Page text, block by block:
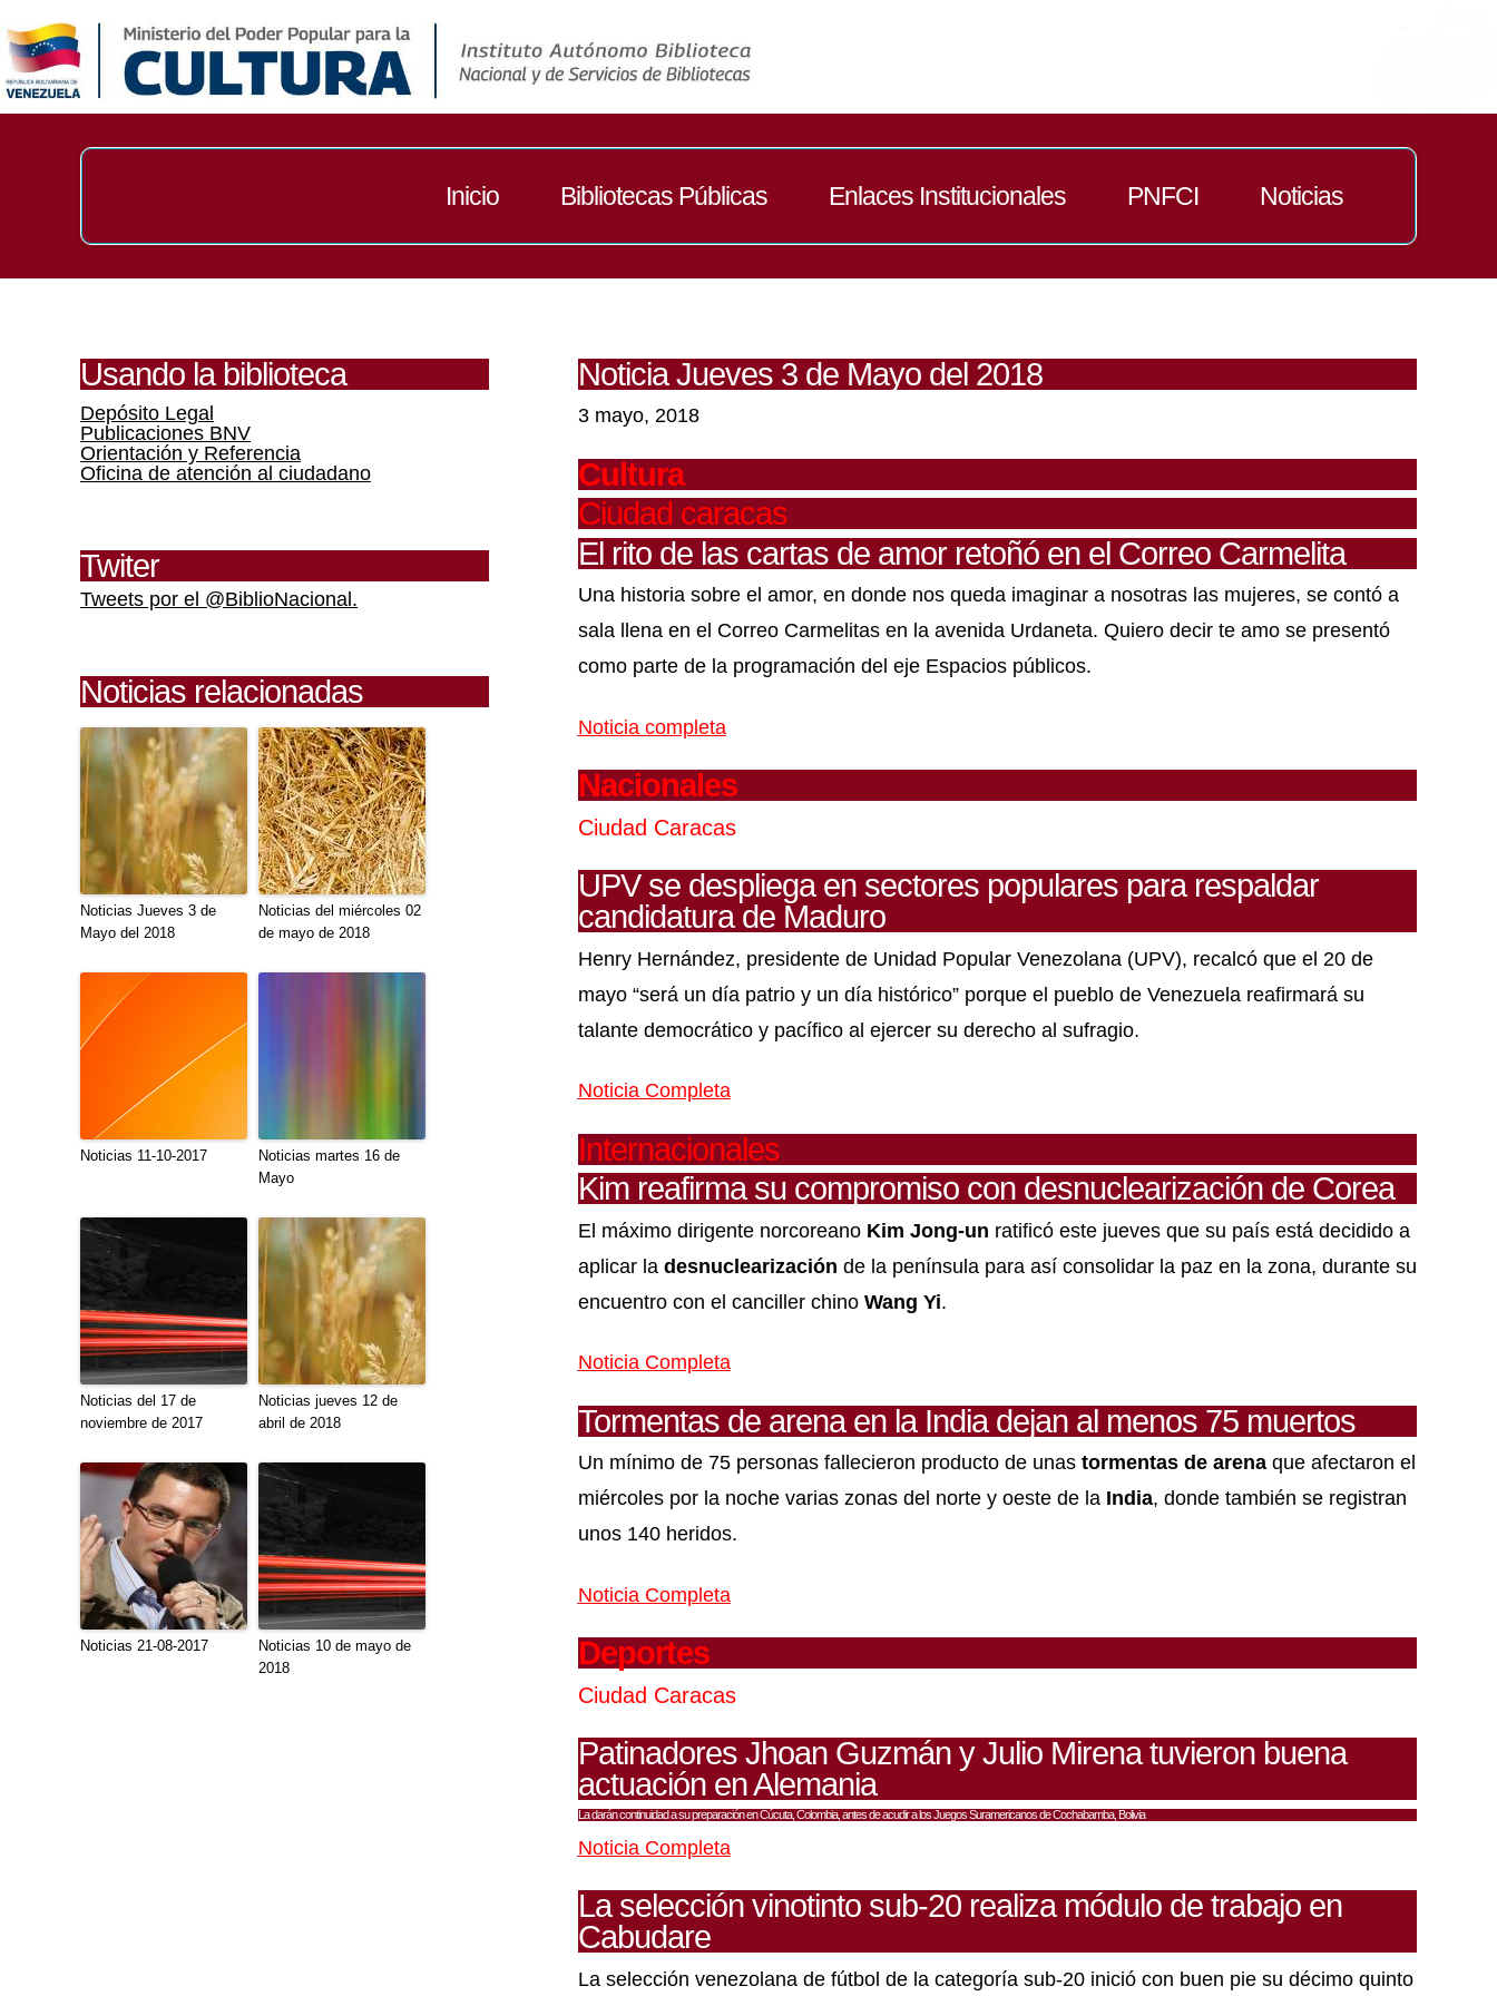
Inicio Bibliotecas Públicas Enlaces Institucionales PNFCI Noticias
Usando la biblioteca
Depósito Legal
Publicaciones BNV
Orientación y Referencia
Oficina de atención al ciudadano
Twiter
Tweets por el @BiblioNacional.
Noticias relacionadas
Noticias Jueves 3 de
Mayo del 2018
Noticias del miércoles 02
de mayo de 2018
Noticias 11-10-2017
Noticias martes 16 de
Mayo
Noticias del 17 de
noviembre de 2017
Noticias jueves 12 de
abril de 2018
Noticias 21-08-2017
Noticias 10 de mayo de
2018
Noticia Jueves 3 de Mayo del 2018
3 mayo, 2018
Cultura
Ciudad caracas
El rito de las cartas de amor retoñó en el Correo Carmelita
Una historia sobre el amor, en donde nos queda imaginar a nosotras las mujeres, se contó a
sala llena en el Correo Carmelitas en la avenida Urdaneta. Quiero decir te amo se presentó
como parte de la programación del eje Espacios públicos.
Noticia completa
Nacionales
Ciudad Caracas
UPV se despliega en sectores populares para respaldar
candidatura de Maduro
Henry Hernández, presidente de Unidad Popular Venezolana (UPV), recalcó que el 20 de
mayo “será un día patrio y un día histórico” porque el pueblo de Venezuela reafirmará su
talante democrático y pacífico al ejercer su derecho al sufragio.
Noticia Completa
Internacionales
Kim reafirma su compromiso con desnuclearización de Corea
El máximo dirigente norcoreano Kim Jong-un ratificó este jueves que su país está decidido a
aplicar la desnuclearización de la península para así consolidar la paz en la zona, durante su
encuentro con el canciller chino Wang Yi.
Noticia Completa
Tormentas de arena en la India dejan al menos 75 muertos
Un mínimo de 75 personas fallecieron producto de unas tormentas de arenaque afectaron el
miércoles por la noche varias zonas del norte y oeste de la India, donde también se registran
unos 140 heridos.
Noticia Completa
Deportes
Ciudad Caracas
Patinadores Jhoan Guzmán y Julio Mirena tuvieron buena
actuación en Alemania
La darán continuidad a su preparación en Cúcuta, Colombia, antes de acudir a los Juegos Suramericanos de Cochabamba, Bolivia
Noticia Completa
La selección vinotinto sub-20 realiza módulo de trabajo en
Cabudare
La selección venezolana de fútbol de la categoría sub-20 inició con buen pie su décimo quinto